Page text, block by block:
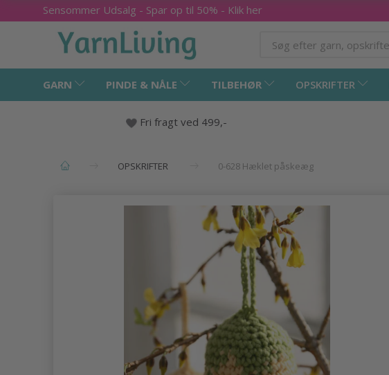
Sensommer Udsalg - Spar op til 50% - Klik her
GARN PINDE & NÅLE TILBEHØR OPSKRIFTER
Fri fragt ved 499,-
OPSKRIFTER 0-628 Hæklet påskeæg